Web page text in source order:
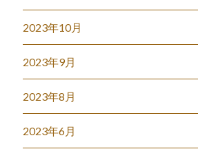
2023年10月
2023年9月
2023年8月
2023年6月